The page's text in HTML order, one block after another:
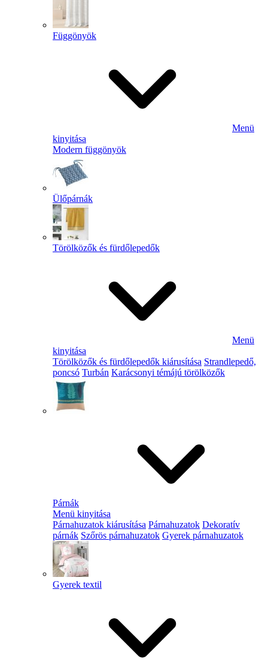
Függönyök
Menü
kinyitása
Modern függönyök
Ülőpárnák
Törölközők és fürdőlepedők
Menü
kinyitása
Törölközők és fürdőlepedők kiárusítása Strandlepedő,
poncsó Turbán Karácsonyi témájú törölközők
Párnák
Menü kinyitása
Párnahuzatok kiárusítása Párnahuzatok Dekoratív
párnák Szőrös párnahuzatok Gyerek párnahuzatok
Gyerek textil